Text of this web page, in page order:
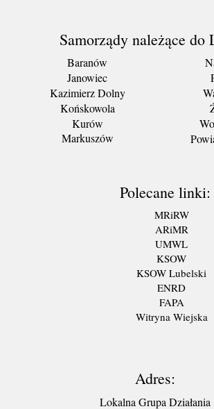
Samorządy należące do
Baranów
Janowiec
Kazimierz Dolny
Końskowola
Kurów
Markuszów
Polecane linki:
MRiRW
ARiMR
UMWL
KSOW
KSOW Lubelski
ENRD
FAPA
Witryna Wiejska
Adres:
Lokalna Grupa Działania